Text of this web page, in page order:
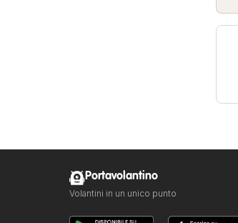
Portavolantino
Volantini in un unico punto